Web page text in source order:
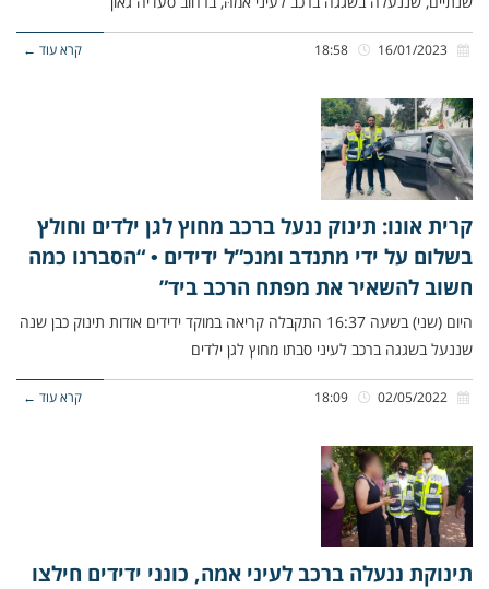
קרא עוד ←
קרית אונו: תינוק ננעל ברכב מחוץ לגן ילדים וחולץ
בשלום על ידי מתנדב ומנכ”ל ידידים • “הסברנו כמה
חשוב להשאיר את מפתח הרכב ביד”
היום (שני) בשעה 16:37 התקבלה קריאה במוקד ידידים אודות תינוק כבן שנה
שננעל בשגגה ברכב לעיני סבתו מחוץ לגן ילדים
קרא עוד ←
תינוקת ננעלה ברכב לעיני אמה, כונני ידידים חילצו